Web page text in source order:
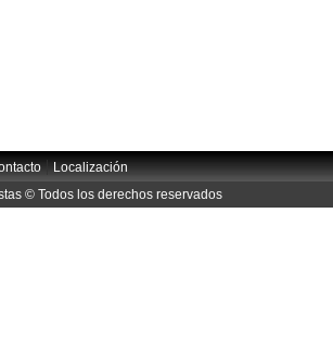
|Localización
© Todos los derechos reservados